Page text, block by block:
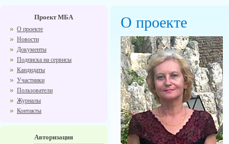
Проект МБА
О проекте
Новости
Документы
Подписка на сервисы
Кандидаты
Участники
Пользователи
Журналы
Контакты
Авторизация
О проекте